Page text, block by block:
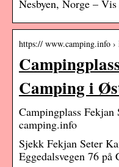
Nesbyen, Norge –
https:// www.camping.info ›
Camping i
Campingplass
camping.info
Sjekk Fekjan Seter
Eggedalsvegen 76